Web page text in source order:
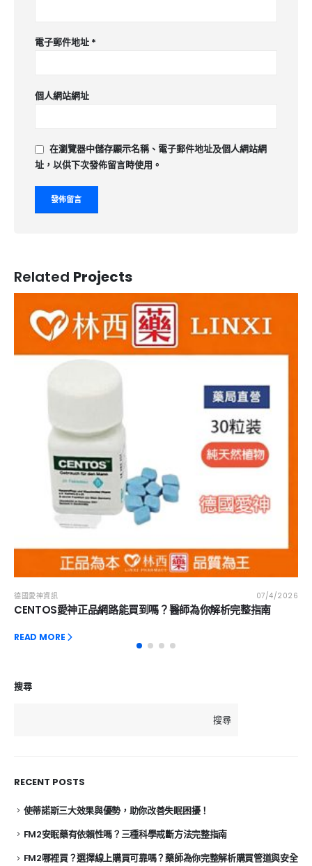
電子郵件地址 *
個人網站網址
在瀏覽器中儲存顯示名稱、電子郵件地址及個人網站網
址，以供下次發佈留言時使用。
Related Projects
德國愛神資訊 07/4/2026
CENTOS愛神正品網路能買到嗎？醫師為你解析完整指南
READ MORE
搜尋
搜尋
RECENT POSTS
使蒂諾斯三大效果與優勢，助你改善失眠困擾！
FM2安眠藥有依賴性嗎？三種科學戒斷方法完整指南
FM2哪裡買？選擇線上購買可靠嗎？藥師為你完整解析購買管道與安全